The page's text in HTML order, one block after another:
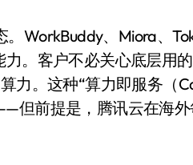
WorkBuddy、Miora、
。客户不必关心底层用
力。这种“算力即服务（
但前提是，腾讯云在海
洗衣